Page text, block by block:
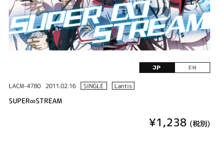
JP EN
LACM-4780 2011.02.16 SINGLE Lantis
SUPER∞STREAM
¥1,238 (税別)